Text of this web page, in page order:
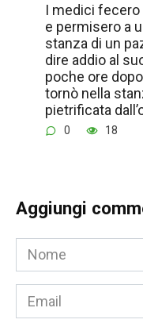
I medici fecero
e permisero a
stanza di un
dire addio al
poche ore
tornò nella
pietrificata
0 18
Aggiungi
Nome
Email